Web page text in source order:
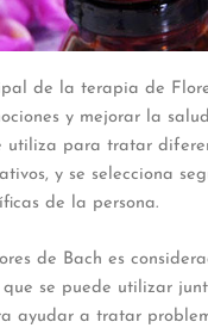
de la terapia de
y mejorar la
utiliza para tratar
y se selecciona
de la persona.
de Bach es
se puede utilizar
ayudar a tratar